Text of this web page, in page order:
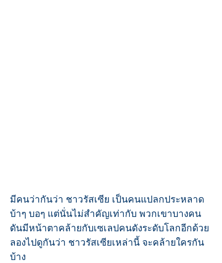
มีคนว่ากันว่า ชาวรัสเซีย เป็นคนแปลกประหลาด
บ้าๆ บอๆ แต่นั่นไม่สำคัญเท่ากับ พวกเขาบางคน
ดันมีหน้าตาคล้ายกับเซเลปคนดังระดับโลกอีกด้วย
ลองไปดูกันว่า ชาวรัสเซียเหล่านี้ จะคล้ายใครกัน
บ้าง